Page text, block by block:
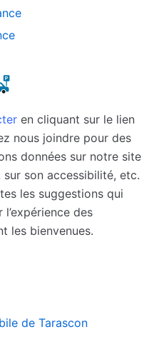
en cliquant sur le lien
nous joindre pour des
données sur notre site
son accessibilité, etc.
les suggestions qui
des
les bienvenues.
de Tarascon